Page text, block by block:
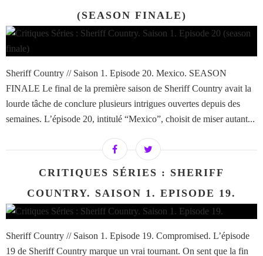
(SEASON FINALE)
Sheriff Country // Saison 1. Episode 20. Mexico. SEASON
FINALE Le final de la première saison de Sheriff Country avait la
lourde tâche de conclure plusieurs intrigues ouvertes depuis des
semaines. L’épisode 20, intitulé “Mexico”, choisit de miser autant...
CRITIQUES SÉRIES : SHERIFF
COUNTRY. SAISON 1. EPISODE 19.
Sheriff Country // Saison 1. Episode 19. Compromised. L’épisode
19 de Sheriff Country marque un vrai tournant. On sent que la fin